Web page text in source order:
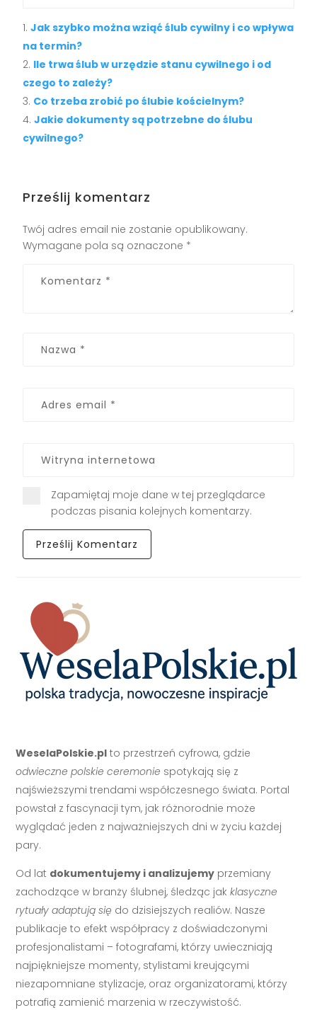
Jak szybko można wziąć ślub cywilny i co wpływa
na termin?
Ile trwa ślub w urzędzie stanu cywilnego i od
czego to zależy?
Co trzeba zrobić po ślubie kościelnym?
Jakie dokumenty są potrzebne do ślubu
cywilnego?
Prześlij komentarz
Twój adres email nie zostanie opublikowany.
Wymagane pola są oznaczone *
Zapamiętaj moje dane w tej przeglądarce
podczas pisania kolejnych komentarzy.
WeselaPolskie.pl to przestrzeń cyfrowa, gdzie
odwieczne polskie ceremonie spotykają się z
najświeższymi trendami współczesnego świata. Portal
powstał z fascynacji tym, jak różnorodnie może
wyglądać jeden z najważniejszych dni w życiu każdej
pary.
Od lat dokumentujemy i analizujemy przemiany
zachodzące w branży ślubnej, śledząc jakklasyczne
rytuały adaptują się do dzisiejszych realiów. Nasze
publikacje to efekt współpracy z doświadczonymi
profesjonalistami – fotografami, którzy uwieczniają
najpiękniejsze momenty, stylistami kreującymi
niezapomniane stylizacje, oraz organizatorami, którzy
potrafią zamienić marzenia w rzeczywistość.